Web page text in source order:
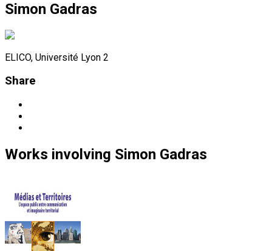
Simon Gadras
ELICO, Université Lyon 2
Share
Works involving Simon Gadras